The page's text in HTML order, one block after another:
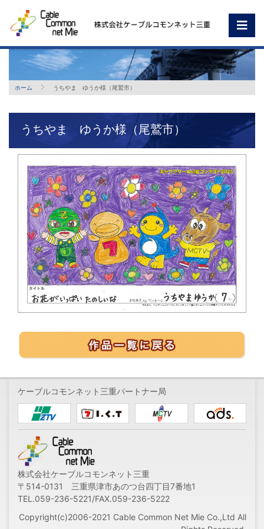
ホーム うちやま ゆうか様（尾鷲市）
うちやま ゆうか様（尾鷲市）
ケーブルコモンネット三重パートナー局
株式会社ケーブルコモンネット三重
〒514-0131 三重県津市あのつ台四丁目7番地1
TEL.059-236-5221/FAX.059-236-5222
Copyright(c)2006-2021 Cable Common Net Mie Co.,Ltd All